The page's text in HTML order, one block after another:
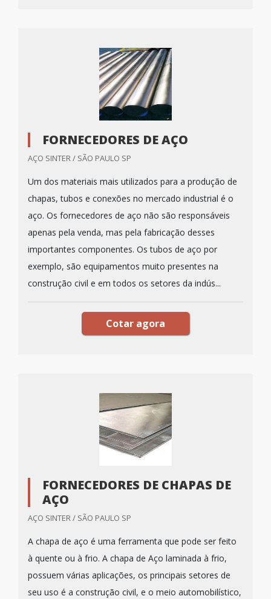
FORNECEDORES DE AÇO
AÇO SINTER / SÃO PAULO SP
Um dos materiais mais utilizados para a produção de
chapas, tubos e conexões no mercado industrial é o
aço. Os fornecedores de aço não são responsáveis
apenas pela venda, mas pela fabricação desses
importantes componentes. Os tubos de aço por
exemplo, são equipamentos muito presentes na
construção civil e em todos os setores da indús...
Cotar agora
FORNECEDORES DE CHAPAS DE
AÇO
AÇO SINTER / SÃO PAULO SP
A chapa de aço é uma ferramenta que pode ser feito
à quente ou à frio. A chapa de Aço laminada à frio,
possuem várias aplicações, os principais setores de
seu uso é a construção civil, e o meio automobilístico,